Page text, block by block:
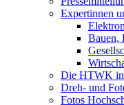
Expertinnen
Bauen,
Die HTWK in
Dreh- und
Fotos